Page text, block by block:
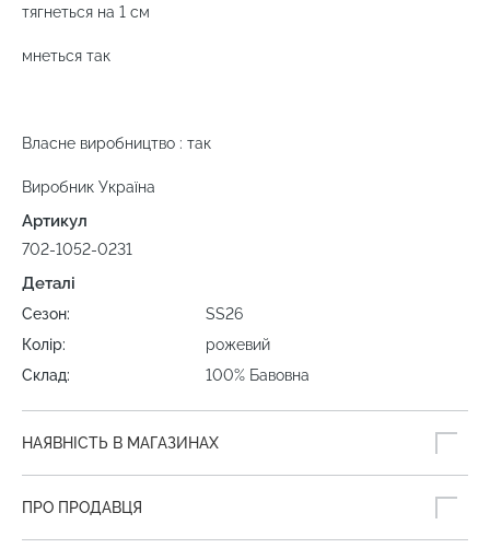
тягнеться на 1 см
мнеться так
Власне виробництво : так
Виробник Україна
Артикул
702-1052-0231
Деталі
Сезон:
SS26
Колір:
рожевий
Склад:
100% Бавовна
НАЯВНІСТЬ В МАГАЗИНАХ
ПРО ПРОДАВЦЯ